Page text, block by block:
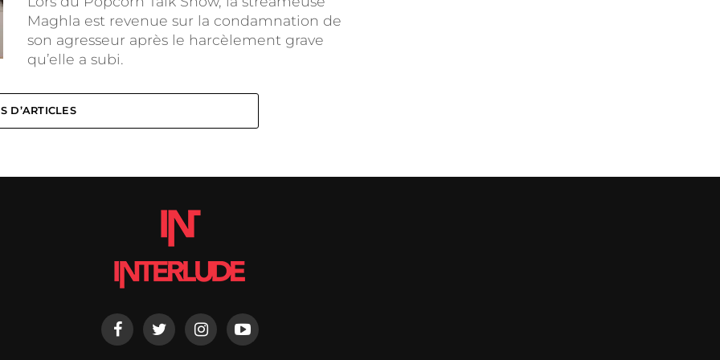
Maghla est revenue sur la condamnation de
son agresseur après le harcèlement grave
qu’elle a subi.
D’ARTICLES